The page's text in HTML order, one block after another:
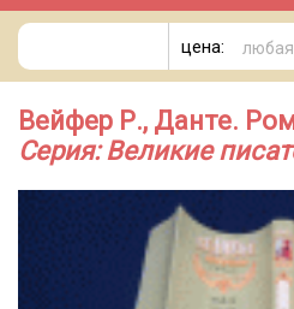
цена:
Вейфер Р., Данте.
Серия: Великие